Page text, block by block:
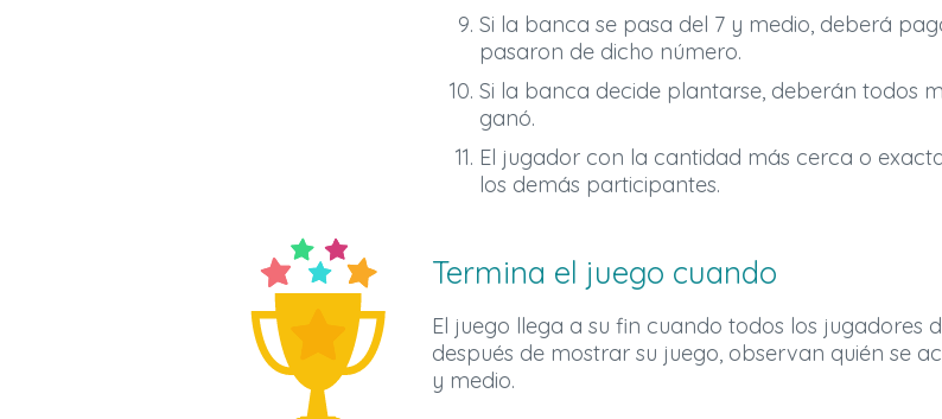
Si la banca se pasa del 7 y medio, deberá
pasaron de dicho número.
Si la banca decide plantarse, deberán todos
ganó.
El jugador con la cantidad más cerca o
los demás participantes.
Termina el juego cuando
El juego llega a su fin cuando todos los jugadores
después de mostrar su juego, observan quién se
y medio.